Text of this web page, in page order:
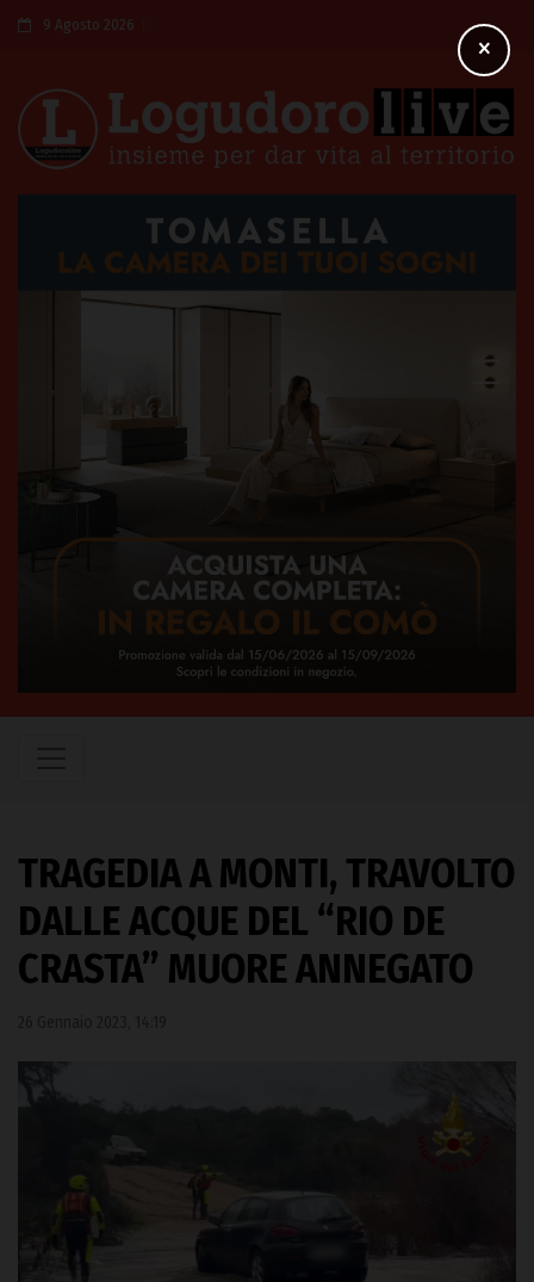
9 Agosto 2026
TRAGEDIA A MONTI, TRAVOLTO
DALLE ACQUE DEL “RIO DE
CRASTA” MUORE ANNEGATO
×